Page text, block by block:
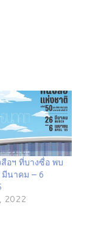
อฯ ที่บางซื่อ พบ
นาคม – 6
2022